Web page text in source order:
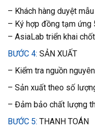
– Khách hàng duyệt
– Ký hợp đồng tạm ứng
– AsiaLab triển khai
BƯỚC 4: SẢN XUẤT
– Kiểm tra nguồn
– Sản xuất theo số
– Đảm bảo chất lượng
BƯỚC 5: THANH TOÁN